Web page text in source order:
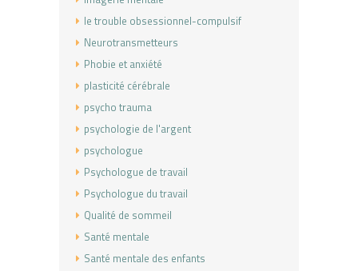
le trouble obsessionnel-compulsif
Neurotransmetteurs
Phobie et anxiété
plasticité cérébrale
psycho trauma
psychologie de l'argent
psychologue
Psychologue de travail
Psychologue du travail
Qualité de sommeil
Santé mentale
Santé mentale des enfants